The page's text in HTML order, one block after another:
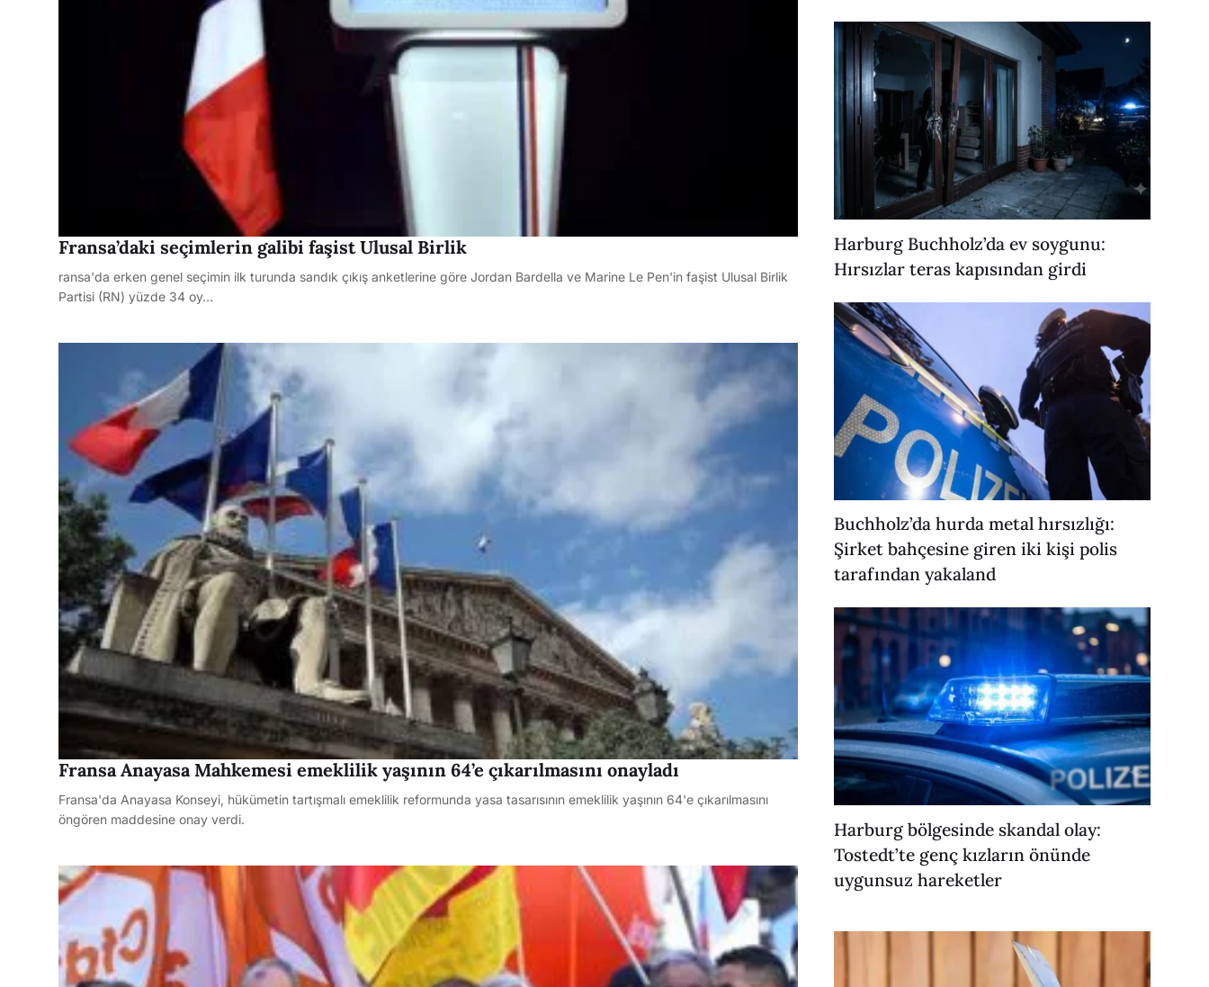
Fransa’daki seçimlerin galibi faşist Ulusal Birlik
ransa'da erken genel seçimin ilk turunda sandık çıkış anketlerine göre Jordan Bardella ve Marine Le Pen'in faşist Ulusal Birlik
Partisi (RN) yüzde 34 oy…
Fransa Anayasa Mahkemesi emeklilik yaşının 64’e çıkarılmasını onayladı
Fransa'da Anayasa Konseyi, hükümetin tartışmalı emeklilik reformunda yasa tasarısının emeklilik yaşının 64'e çıkarılmasını
öngören maddesine onay verdi.
Harburg Buchholz’da ev soygunu:
Hırsızlar teras kapısından girdi
Buchholz’da hurda metal hırsızlığı:
Şirket bahçesine giren iki kişi polis
tarafından yakaland
Harburg bölgesinde skandal olay:
Tostedt’te genç kızların önünde
uygunsuz hareketler